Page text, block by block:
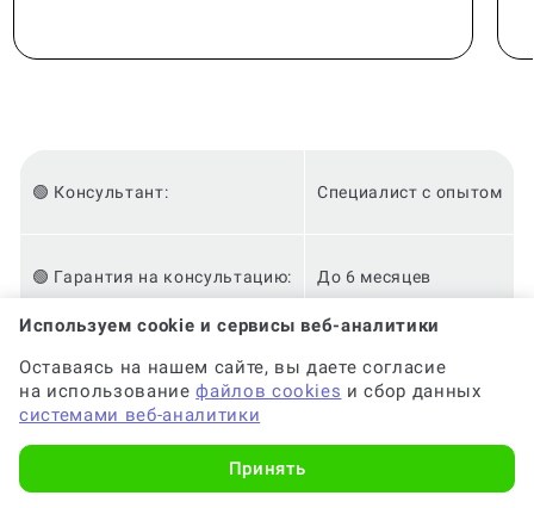
🟢 Консультант: Специалист с опытом
🟢 Гарантия на консультацию: До 6 месяцев
🟢 Срок консультации: от 2-х часов
🟢 Оригинальность: Высокая
Используем cookie и сервисы веб-аналитики
Оставаясь на нашем сайте, вы даете согласие
на использованиефайлов cookies и сбор данных
системами веб-аналитики
Принять